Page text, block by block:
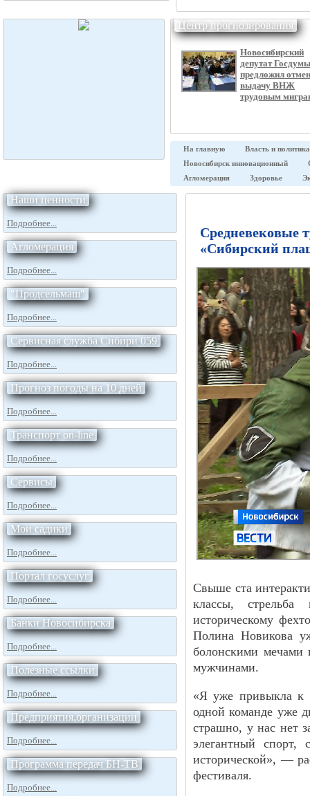
Центр прогнозирования
Новосибирский
депутат Госдумы
предложил
выдачу ВНЖ
трудовым
На главную
Власть и политика
Новосибирск инновационный
Агломерация
Здоровье
Наши ценности
Подробнее...
Агломерация
Подробнее...
"Продсельмаш"
Подробнее...
Сервисная служба Сибири 059
Подробнее...
Прогноз погоды на 10 дней
Подробнее...
Транспорт on-line
Подробнее...
Сервисы
Подробнее...
Мои садики
Подробнее...
Портал госуслуг
Подробнее...
Банки Новосибирска
Подробнее...
Полезные ссылки
Подробнее...
Предприятия,организации
Подробнее...
Программа передач БН-ТВ
Подробнее...
Средневековые
«Сибирский
Свыше ста
классы,
историческому
Полина Новикова
болонскими
мужчинами.
«Я уже привыкла
одной команде уже
страшно, у нас нет
элегантный спорт,
исторической», —
фестиваля.